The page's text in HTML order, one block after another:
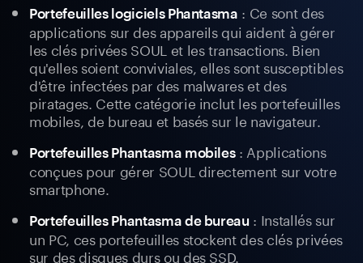
Portefeuilles logiciels Phantasma : Ce sont des
applications sur des appareils qui aident à gérer
les clés privées SOUL et les transactions. Bien
qu'elles soient conviviales, elles sont susceptibles
d'être infectées par des malwares et des
piratages. Cette catégorie inclut les portefeuilles
mobiles, de bureau et basés sur le navigateur.
Portefeuilles Phantasma mobiles: Applications
conçues pour gérer SOUL directement sur votre
smartphone.
Portefeuilles Phantasma de bureau : Installés sur
un PC, ces portefeuilles stockent des clés privées
sur des disques durs ou des SSD.